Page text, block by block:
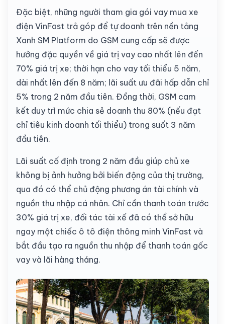
Đặc biệt, những người tham gia gói vay mua xe
điện VinFast trả góp để tự doanh trên nền tảng
Xanh SM Platform do GSM cung cấp sẽ được
hưởng đặc quyền về giá trị vay cao nhất lên đến
70% giá trị xe; thời hạn cho vay tối thiểu 5 năm,
dài nhất lên đến 8 năm; lãi suất ưu đãi hấp dẫn chỉ
5% trong 2 năm đầu tiên. Đồng thời, GSM cam
kết duy trì mức chia sẻ doanh thu 80% (nếu đạt
chỉ tiêu kinh doanh tối thiểu) trong suốt 3 năm
đầu tiên.
Lãi suất cố định trong 2 năm đầu giúp chủ xe
không bị ảnh hưởng bởi biến động của thị trường,
qua đó có thể chủ động phương án tài chính và
nguồn thu nhập cá nhân. Chỉ cần thanh toán trước
30% giá trị xe, đối tác tài xế đã có thể sở hữu
ngay một chiếc ô tô điện thông minh VinFast và
bắt đầu tạo ra nguồn thu nhập để thanh toán gốc
vay và lãi hàng tháng.